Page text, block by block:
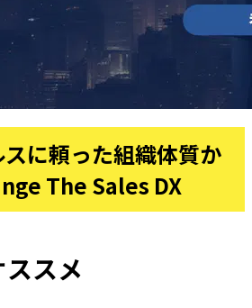
スに頼った組織体質か
The Sales DX
スメ